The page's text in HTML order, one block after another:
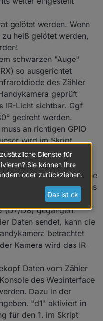
gelötet werden. Wenn
heiß gelötet werden,
schwarzen "Auge"
so ausgerichtet
des Zähler
geprüft
IR-Licht sichtbar. Ggf
gedreht werden.
an richtigen GPIO
wird im Skript
Pin probieren.
auf GPIO1+3
beschriftet sind, keine
weil Tasmota die Pins
bin ich beim
(D7/D8) gegangen.
Daten sendet, kann die
betrachtet
Kamera wird das IR-
Daten vom Zähler
des Webinterface
Dazu in der
"d1" aktiviert in
für den 1. im Skript
Dienste für
Sie können Ihre
oder zurückziehen.
Das ist ok